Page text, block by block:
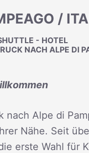
/
- HOTEL
NACH ALPE DI
nach Alpe di
Nähe. Seit
erste Wahl für